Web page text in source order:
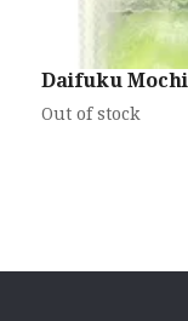
Daifuku
Out of stock